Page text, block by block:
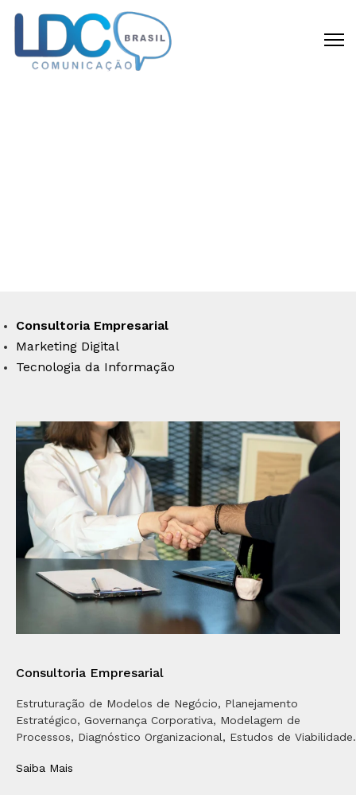
Consultoria Empresarial
Marketing Digital
Tecnologia da Informação
Consultoria Empresarial
Estruturação de Modelos de Negócio, Planejamento
Estratégico, Governança Corporativa, Modelagem de
Processos, Diagnóstico Organizacional, Estudos de Viabilidade.
Saiba Mais